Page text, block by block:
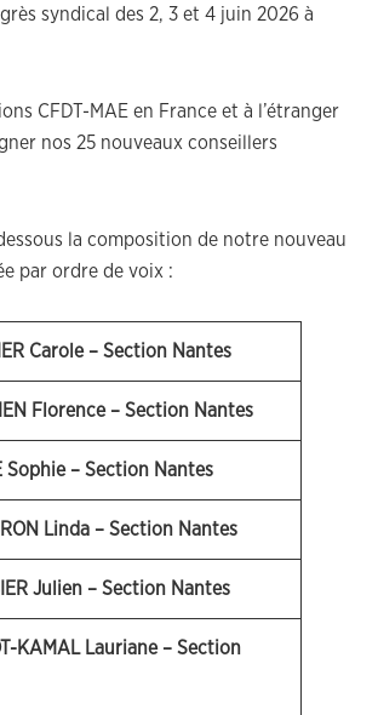
syndical des 2, 3 et 4 juin 2026 à
CFDT-MAE en France et à l’étranger
nos 25 nouveaux conseillers
la composition de notre nouveau
par ordre de voix :
Carole – Section Nantes
Florence – Section Nantes
Sophie – Section Nantes
Linda – Section Nantes
Julien – Section Nantes
KAMAL Lauriane – Section